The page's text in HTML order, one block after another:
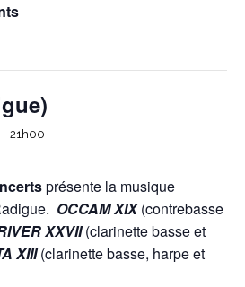
- 21h00
présente la musique
OCCAM XIX(contrebasse
XXVII(clarinette basse et
XIII(clarinette basse, harpe et